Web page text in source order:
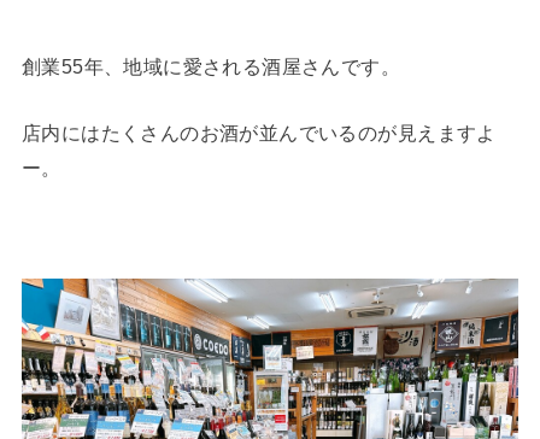
創業55年、地域に愛される酒屋さんです。
店内にはたくさんのお酒が並んでいるのが見えますよ
ー。